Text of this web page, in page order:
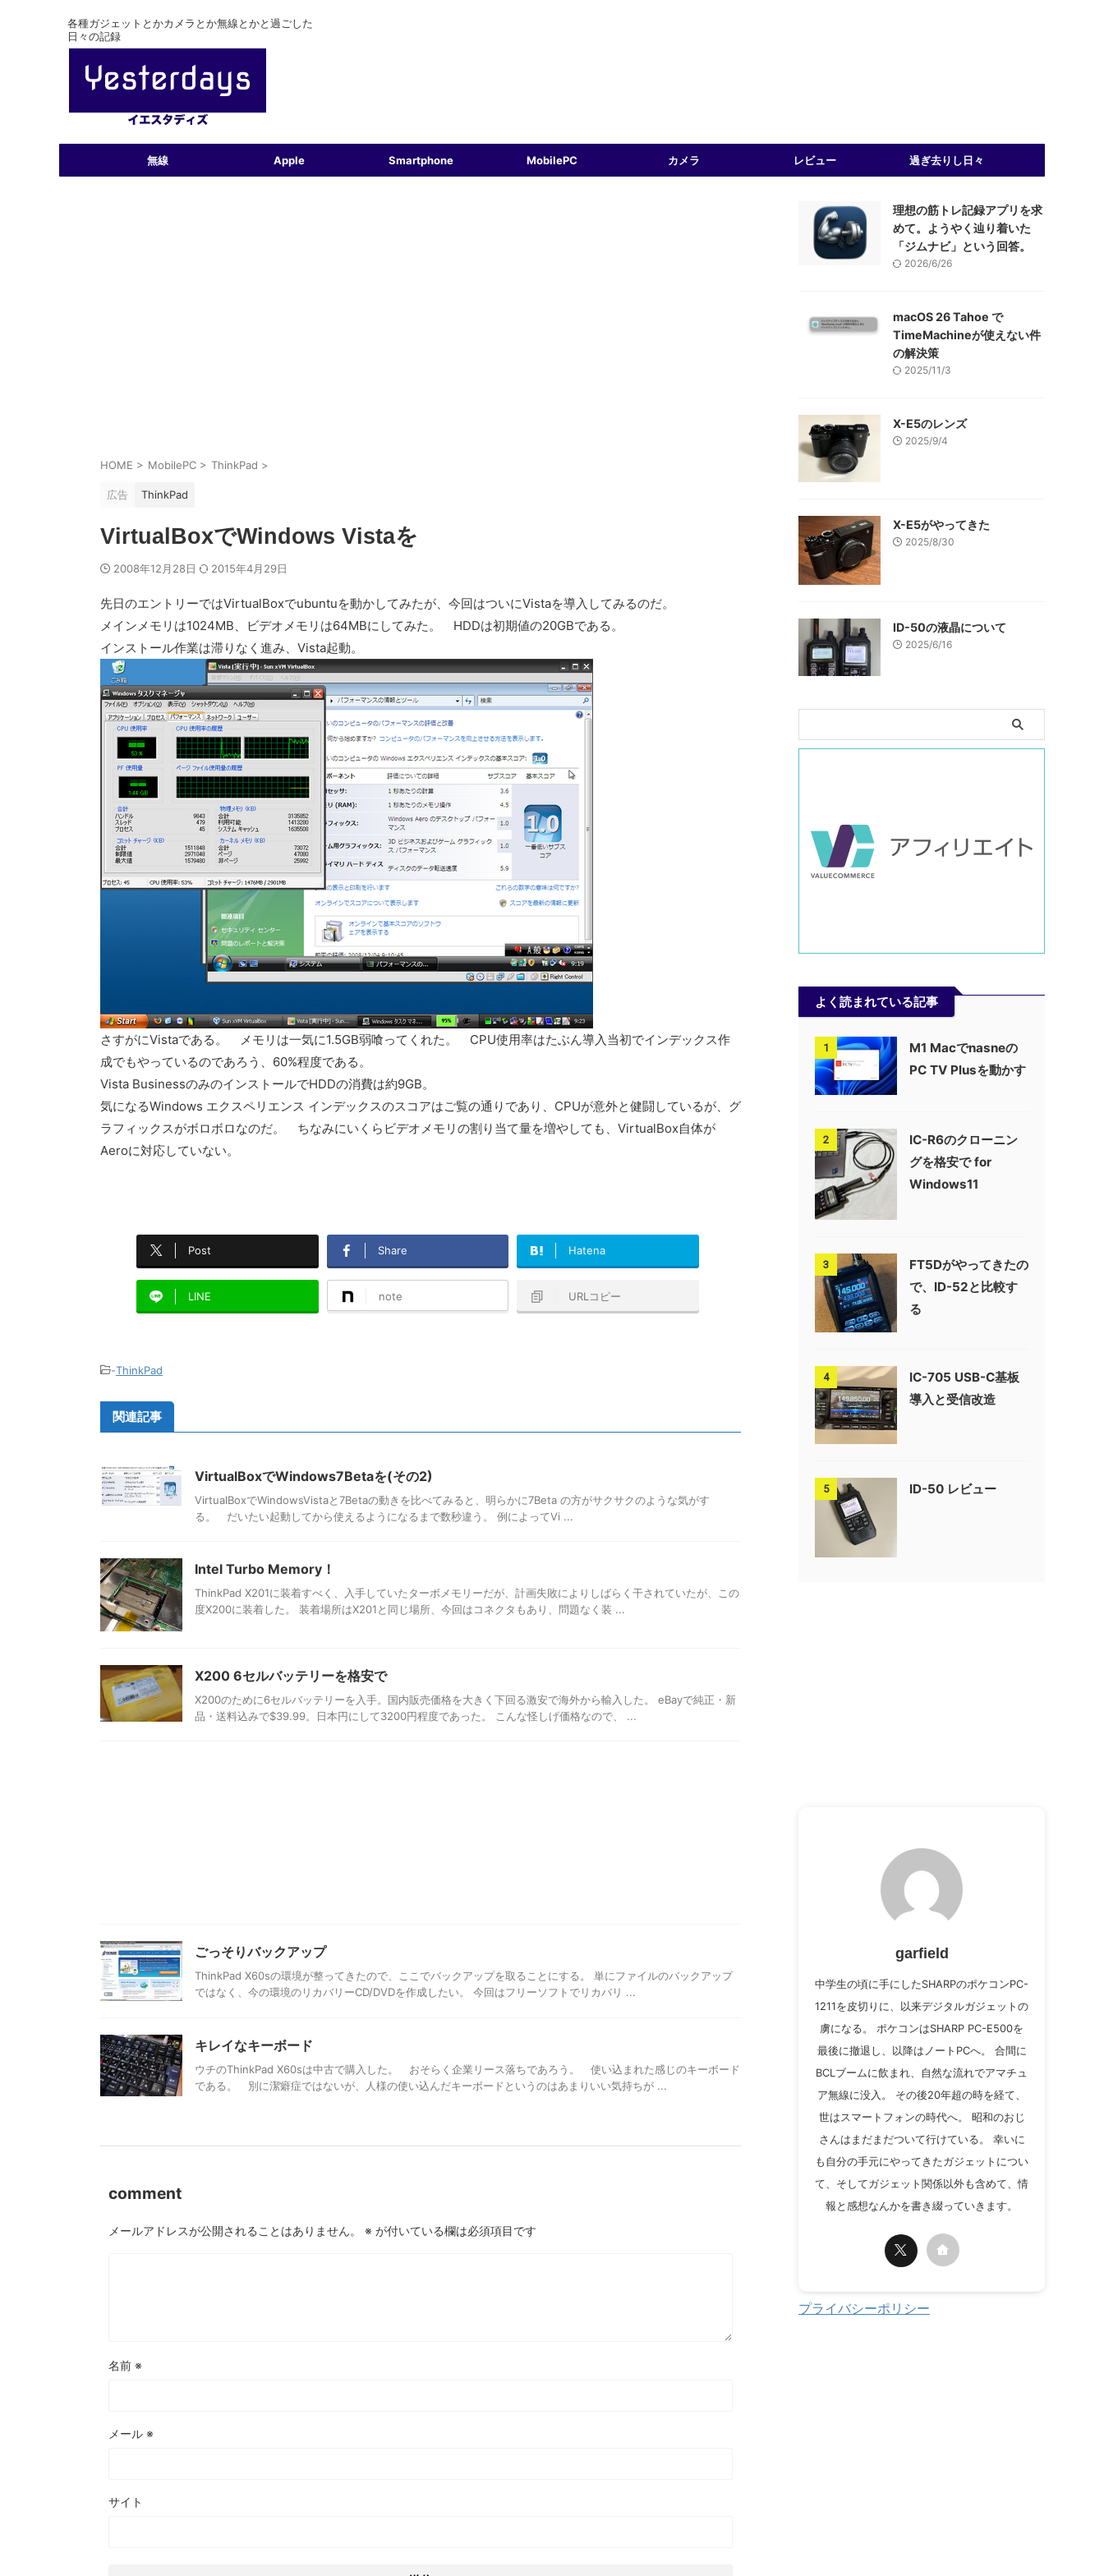
各種ガジェットとかカメラとか無線とかと過ごした
日々の記録
無線 Apple Smartphone MobilePC カメラ レビュー 過ぎ去りし日々
HOME > MobilePC > ThinkPad >
広告 ThinkPad
VirtualBoxでWindows Vistaを
2008年12月28日 2015年4月29日
先日のエントリーではVirtualBoxでubuntuを動かしてみたが、今回はついにVistaを導入してみるのだ。
メインメモリは1024MB、ビデオメモリは64MBにしてみた。 HDDは初期値の20GBである。
インストール作業は滞りなく進み、Vista起動。
さすがにVistaである。 メモリは一気に1.5GB弱喰ってくれた。 CPU使用率はたぶん導入当初でインデックス作
成でもやっているのであろう、60%程度である。
Vista BusinessのみのインストールでHDDの消費は約9GB。
気になるWindows エクスペリエンス インデックスのスコアはご覧の通りであり、CPUが意外と健闘しているが、グ
ラフィックスがボロボロなのだ。 ちなみにいくらビデオメモリの割り当て量を増やしても、VirtualBox自体が
Aeroに対応していない。
Post Share Hatena
LINE note URLコピー
-ThinkPad
関連記事
VirtualBoxでWindows7Betaを(その2)
VirtualBoxでWindowsVistaと7Betaの動きを比べてみると、明らかに7Beta の方がサクサクのような気がす
る。 だいたい起動してから使えるようになるまで数秒違う。 例によってVi ...
Intel Turbo Memory！
ThinkPad X201に装着すべく、入手していたターボメモリーだが、計画失敗によりしばらく干されていたが、この
度X200に装着した。 装着場所はX201と同じ場所、今回はコネクタもあり、問題なく装 ...
X200 6セルバッテリーを格安で
X200のために6セルバッテリーを入手。国内販売価格を大きく下回る激安で海外から輸入した。 eBayで純正・新
品・送料込みで$39.99。日本円にして3200円程度であった。 こんな怪しげ価格なので、 ...
ごっそりバックアップ
ThinkPad X60sの環境が整ってきたので、ここでバックアップを取ることにする。 単にファイルのバックアップ
ではなく、今の環境のリカバリーCD/DVDを作成したい。 今回はフリーソフトでリカバリ ...
キレイなキーボード
ウチのThinkPad X60sは中古で購入した。 おそらく企業リース落ちであろう。 使い込まれた感じのキーボード
である。 別に潔癖症ではないが、人様の使い込んだキーボードというのはあまりいい気持ちが ...
comment
メールアドレスが公開されることはありません。 ※ が付いている欄は必須項目です
名前 ※
メール ※
サイト
理想の筋トレ記録アプリを求
めて。ようやく辿り着いた
「ジムナビ」という回答。
2026/6/26
macOS 26 Tahoe で
TimeMachineが使えない件
の解決策
2025/11/3
X-E5のレンズ
2025/9/4
X-E5がやってきた
2025/8/30
ID-50の液晶について
2025/6/16
よく読まれている記事
1
M1 Macでnasneの
PC TV Plusを動かす
2
IC-R6のクローニン
グを格安で for
Windows11
3
FT5Dがやってきたの
で、ID-52と比較す
る
4
IC-705 USB-C基板
導入と受信改造
5 ID-50 レビュー
garfield
中学生の頃に手にしたSHARPのポケコンPC-
1211を皮切りに、以来デジタルガジェットの
虜になる。 ポケコンはSHARP PC-E500を
最後に撤退し、以降はノートPCへ。 合間に
BCLブームに飲まれ、自然な流れでアマチュ
ア無線に没入。 その後20年超の時を経て、
世はスマートフォンの時代へ。 昭和のおじ
さんはまだまだついて行けている。 幸いに
も自分の手元にやってきたガジェットについ
て、そしてガジェット関係以外も含めて、情
報と感想なんかを書き綴っていきます。
プライバシーポリシー